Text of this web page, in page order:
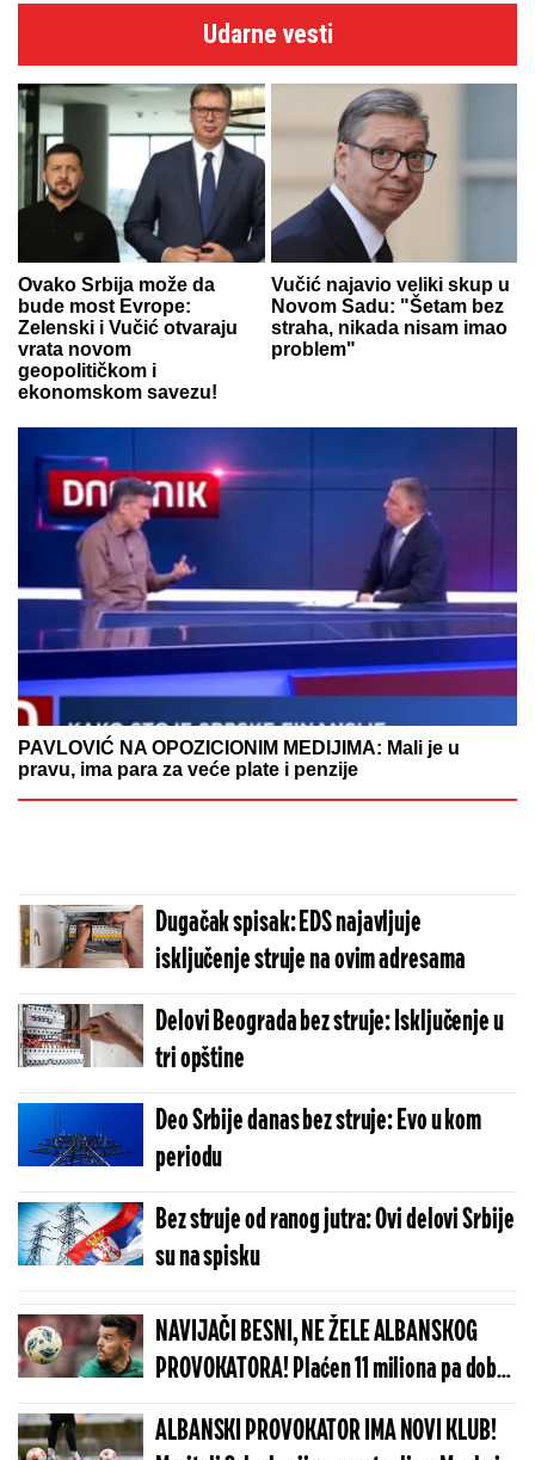
Udarne vesti
Ovako Srbija može da
bude most Evrope:
Zelenski i Vučić otvaraju
vrata novom
geopolitičkom i
ekonomskom savezu!
Vučić najavio veliki skup u
Novom Sadu: "Šetam bez
straha, nikada nisam imao
problem"
PAVLOVIĆ NA OPOZICIONIM MEDIJIMA: Mali je u
pravu, ima para za veće plate i penzije
Dugačak spisak: EDS najavljuje
isključenje struje na ovim adresama
Delovi Beograda bez struje: Isključenje u
tri opštine
Deo Srbije danas bez struje: Evo u kom
periodu
Bez struje od ranog jutra: Ovi delovi Srbije
su na spisku
NAVIJAČI BESNI, NE ŽELE ALBANSKOG
PROVOKATORA! Plaćen 11 miliona pa dobio
brutalnu poruku
ALBANSKI PROVOKATOR IMA NOVI KLUB!